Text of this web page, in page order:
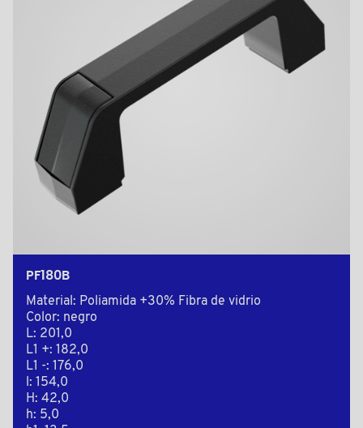
PF180B
Material: Poliamida +30% Fibra de vidrio
Color: negro
L: 201,0
L1 +: 182,0
L1 -: 176,0
l: 154,0
H: 42,0
h: 5,0